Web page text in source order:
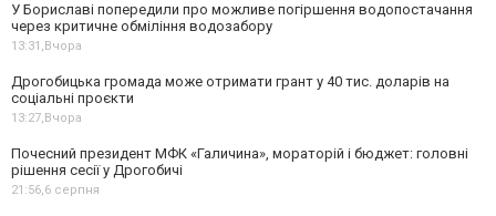
У Бориславі попередили про можливе погіршення водопостачання
через критичне обміління водозабору
13:31,Вчора
Дрогобицька громада може отримати грант у 40 тис. доларів на
соціальні проєкти
13:27,Вчора
Почесний президент МФК «Галичина», мораторій і бюджет: головні
рішення сесії у Дрогобичі
21:56,6 серпня